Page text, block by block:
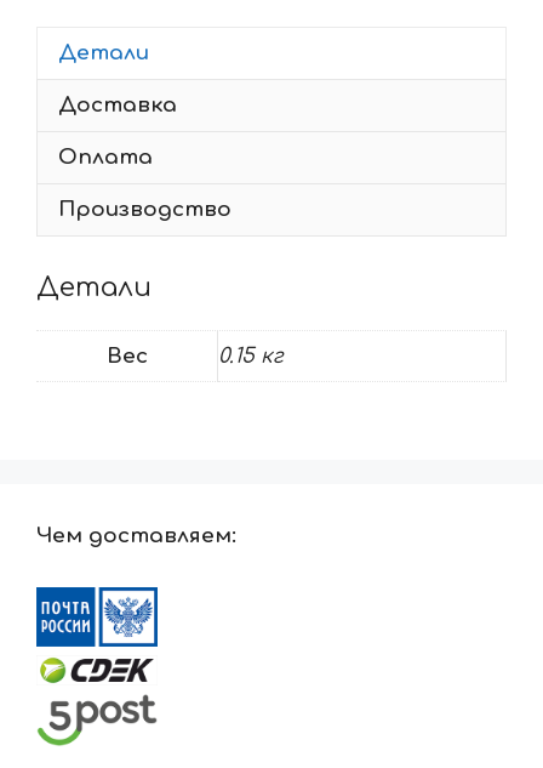
Детали
Доставка
Оплата
Производство
Детали
Вес 0.15 кг
Чем доставляем: